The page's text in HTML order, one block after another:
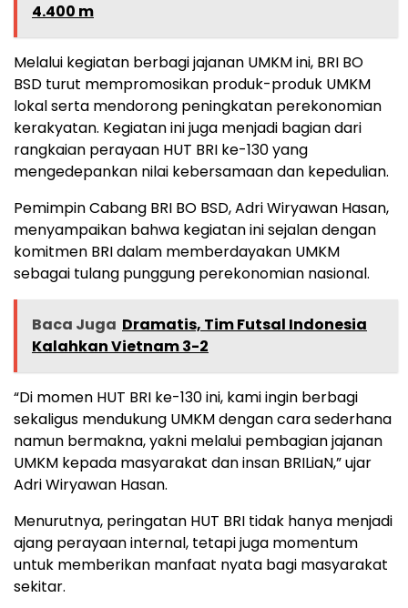
4.400 m
Melalui kegiatan berbagi jajanan UMKM ini, BRI BO
BSD turut mempromosikan produk-produk UMKM
lokal serta mendorong peningkatan perekonomian
kerakyatan. Kegiatan ini juga menjadi bagian dari
rangkaian perayaan HUT BRI ke-130 yang
mengedepankan nilai kebersamaan dan kepedulian.
Pemimpin Cabang BRI BO BSD, Adri Wiryawan Hasan,
menyampaikan bahwa kegiatan ini sejalan dengan
komitmen BRI dalam memberdayakan UMKM
sebagai tulang punggung perekonomian nasional.
Baca Juga Dramatis, Tim Futsal Indonesia
Kalahkan Vietnam 3-2
“Di momen HUT BRI ke-130 ini, kami ingin berbagi
sekaligus mendukung UMKM dengan cara sederhana
namun bermakna, yakni melalui pembagian jajanan
UMKM kepada masyarakat dan insan BRILiaN,” ujar
Adri Wiryawan Hasan.
Menurutnya, peringatan HUT BRI tidak hanya menjadi
ajang perayaan internal, tetapi juga momentum
untuk memberikan manfaat nyata bagi masyarakat
sekitar.